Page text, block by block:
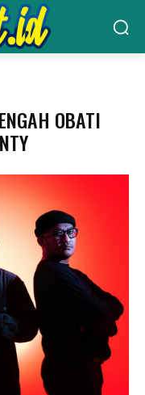
OBATI